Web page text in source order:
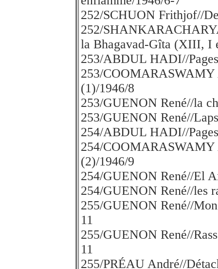
252/SCHUON Frithjof//
252/
la Bhagavad-Gîta (XIII, I
253/ABDUL HADI//
253/
(1)/1946/8
253/GUENON René//la
253/GUENON René//
254/ABDUL HADI//
254/
(2)/1946/9
254/GUENON René//El
254/GUENON René//les
255/GUENON René//
11
255/GUENON René//
11
255/PRÉAU André//